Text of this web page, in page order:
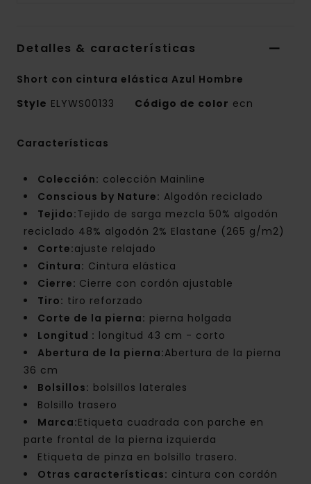
Detalles & características
Short con cintura elástica Azul Hombre
Style ELYWS00133 Código de color ecn
Características
Colección: colección Mainline
Conscious by Nature: Algodón reciclado
Tejido:Tejido de sarga mezcla 50% algodón
reciclado 48% algodón 2% Elastane (265 g/m2)
Corte:ajuste relajado
Cintura: Cintura elástica
Cierre: Cierre con cordón ajustable
Tiro: tiro reforzado
Corte de la pierna: pierna holgada
Longitud : longitud 43 cm - corto
Abertura de la pierna:Abertura de la pierna
36 cm
Bolsillos: bolsillos laterales
Bolsillo trasero
Marca:Etiqueta cuadrada con parche en
parte frontal de la pierna izquierda
Etiqueta de pinza en bolsillo trasero.
Otras características: cintura con cordón